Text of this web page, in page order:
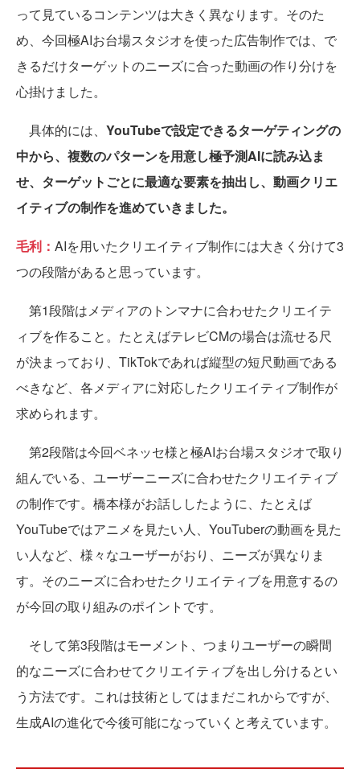
って見ているコンテンツは大きく異なります。そのた
め、今回極AIお台場スタジオを使った広告制作では、で
きるだけターゲットのニーズに合った動画の作り分けを
心掛けました。
具体的には、 YouTubeで設定できるターゲティングの
中から、複数のパターンを用意し極予測AIに読み込ま
せ、ターゲットごとに最適な要素を抽出し、動画クリエ
イティブの制作を進めていきました。
毛利： AIを用いたクリエイティブ制作には大きく分けて3
つの段階があると思っています。
第1段階はメディアのトンマナに合わせたクリエイテ
ィブを作ること。たとえばテレビCMの場合は流せる尺
が決まっており、TikTokであれば縦型の短尺動画である
べきなど、各メディアに対応したクリエイティブ制作が
求められます。
第2段階は今回ベネッセ様と極AIお台場スタジオで取り
組んでいる、ユーザーニーズに合わせたクリエイティブ
の制作です。橋本様がお話ししたように、たとえば
YouTubeではアニメを見たい人、YouTuberの動画を見た
い人など、様々なユーザーがおり、ニーズが異なりま
す。そのニーズに合わせたクリエイティブを用意するの
が今回の取り組みのポイントです。
そして第3段階はモーメント、つまりユーザーの瞬間
的なニーズに合わせてクリエイティブを出し分けるとい
う方法です。これは技術としてはまだこれからですが、
生成AIの進化で今後可能になっていくと考えています。